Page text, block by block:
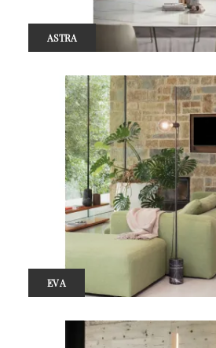
ASTRA
EVA